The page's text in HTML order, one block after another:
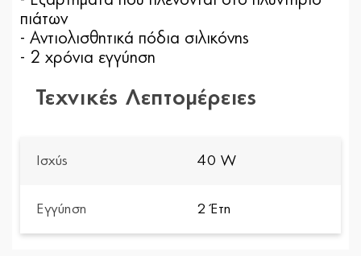
πιάτων
- Αντιολισθητικά πόδια σιλικόνης
- 2 χρόνια εγγύηση
Τεχνικές Λεπτομέρειες
Ισχύς 40 W
Εγγύηση 2 Έτη